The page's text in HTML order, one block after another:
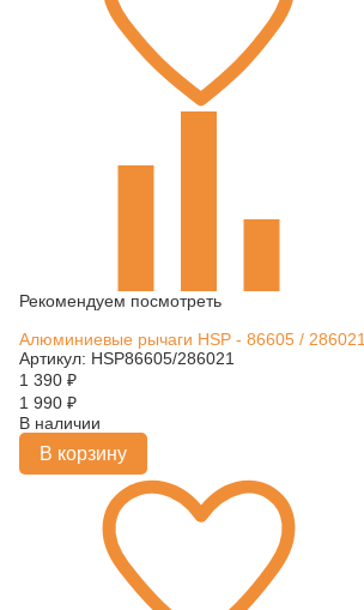
Рекомендуем посмотреть
Алюминиевые рычаги HSP - 86605 / 286021
Артикул: HSP86605/286021
1 390 ₽
1 990 ₽
В наличии
В корзину